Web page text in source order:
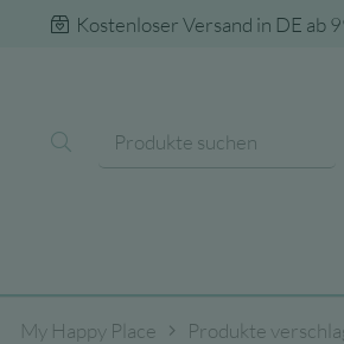
Kostenloser Versand in DE ab
My Happy Place Produkte